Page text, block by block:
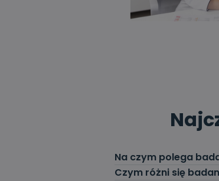
Na czym polega
Czym różni się